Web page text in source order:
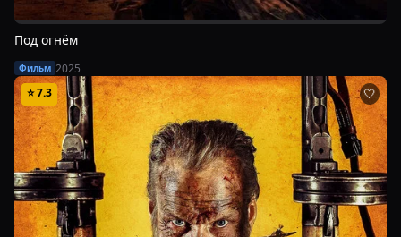
Под огнём
Фильм 2025
⭐7.3 🤍